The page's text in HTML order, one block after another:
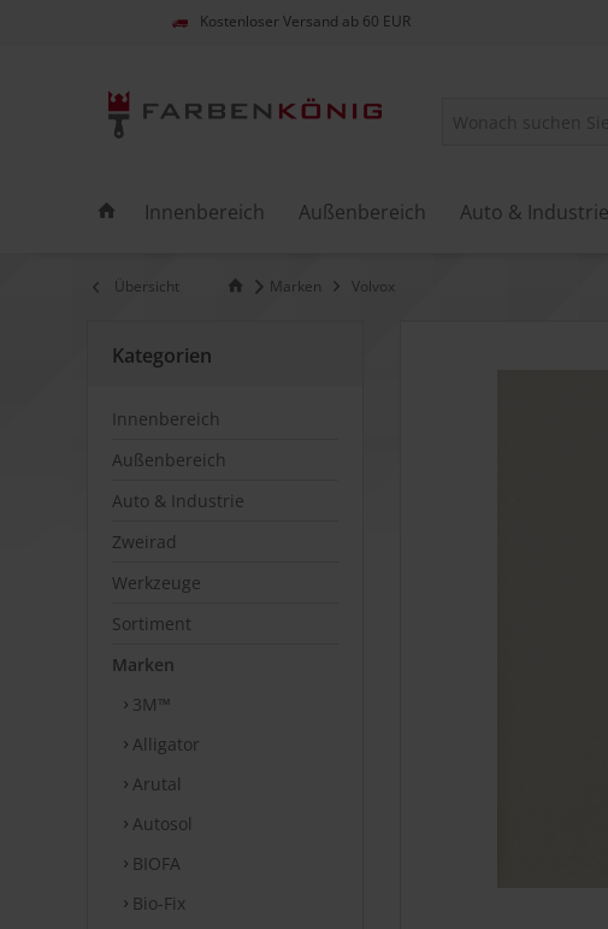
Kostenloser Versand ab 60 EUR
Innenbereich Außenbereich Auto & Industrie
Übersicht Marken Volvox
Kategorien
Innenbereich
Außenbereich
Auto & Industrie
Zweirad
Werkzeuge
Sortiment
Marken
3M™
Alligator
Arutal
Autosol
BIOFA
Bio-Fix